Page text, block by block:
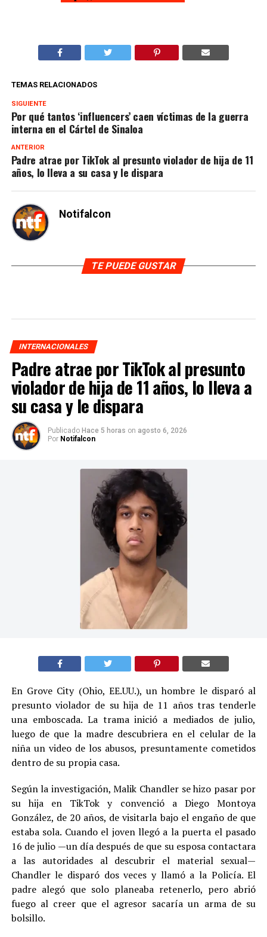
TEMAS RELACIONADOS
SIGUIENTE
Por qué tantos ‘influencers’ caen víctimas de la guerra
interna en el Cártel de Sinaloa
ANTERIOR
Padre atrae por TikTok al presunto violador de hija de 11
años, lo lleva a su casa y le dispara
Notifalcon
TE PUEDE GUSTAR
INTERNACIONALES
Padre atrae por TikTok al presunto
violador de hija de 11 años, lo lleva a
su casa y le dispara
Publicado Hace 5 horas on agosto 6, 2026
Por Notifalcon
En Grove City (Ohio, EE.UU.), un hombre le disparó al
presunto violador de su hija de 11 años tras tenderle
una emboscada. La trama inició a mediados de julio,
luego de que la madre descubriera en el celular de la
niña un video de los abusos, presuntamente cometidos
dentro de su propia casa.
Según la investigación, Malik Chandler se hizo pasar por
su hija en TikTok y convenció a Diego Montoya
González, de 20 años, de visitarla bajo el engaño de que
estaba sola. Cuando el joven llegó a la puerta el pasado
16 de julio —un día después de que su esposa contactara
a las autoridades al descubrir el material sexual—
Chandler le disparó dos veces y llamó a la Policía. El
padre alegó que solo planeaba retenerlo, pero abrió
fuego al creer que el agresor sacaría un arma de su
bolsillo.